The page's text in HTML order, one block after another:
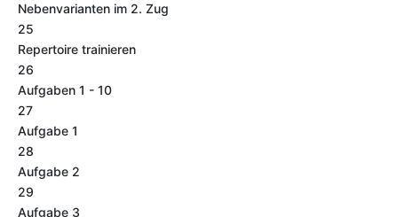
Nebenvarianten im 2. Zug
25
Repertoire trainieren
26
Aufgaben 1 - 10
27
Aufgabe 1
28
Aufgabe 2
29
Aufgabe 3